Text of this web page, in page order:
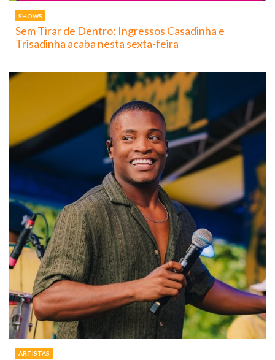
SHOWS
Sem Tirar de Dentro: Ingressos Casadinha e
Trisadinha acaba nesta sexta-feira
ARTISTAS